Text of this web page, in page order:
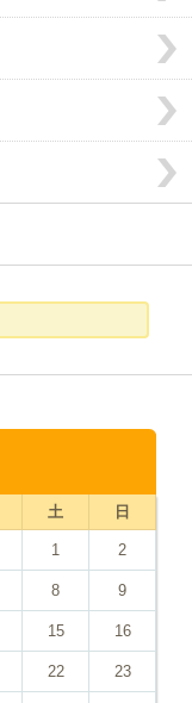
土 日
1 2
8 9
15 16
22 23